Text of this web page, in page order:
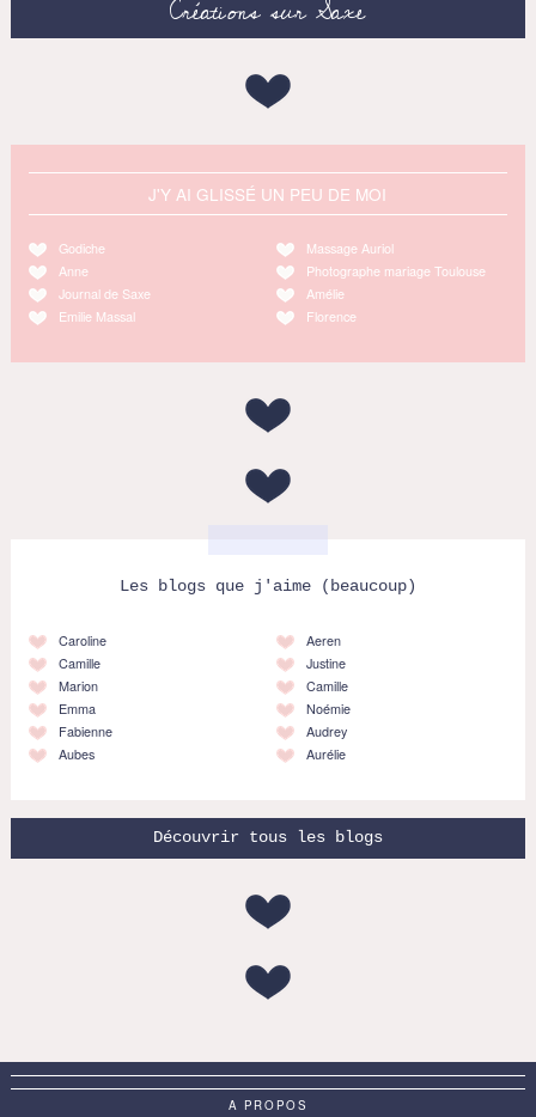
Créations sur Saxe
J'Y AI GLISSÉ UN PEU DE MOI
Godiche
Anne
Journal de Saxe
Emilie Massal
Massage Auriol
Photographe mariage Toulouse
Amélie
Florence
Les blogs que j'aime (beaucoup)
Caroline
Camille
Marion
Emma
Fabienne
Aubes
Aeren
Justine
Camille
Noémie
Audrey
Aurélie
Découvrir tous les blogs
A PROPOS